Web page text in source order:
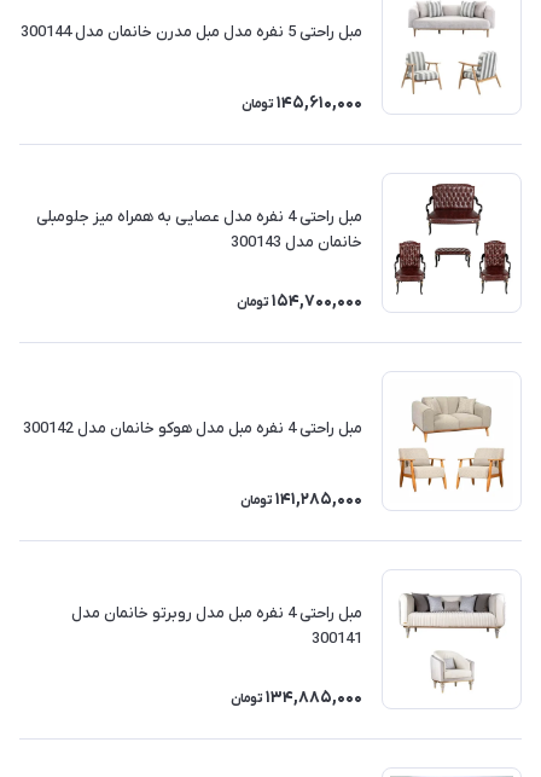
مبل راحتی 5 نفره مدل مبل مدرن خانمان مدل 300144
145,610,000 تومان
مبل راحتی 4 نفره مدل عصایی به همراه میز جلومبلی
خانمان مدل 300143
154,700,000 تومان
مبل راحتی 4 نفره مبل مدل هوکو خانمان مدل 300142
141,285,000 تومان
مبل راحتی 4 نفره مبل مدل روبرتو خانمان مدل
300141
134,885,000 تومان